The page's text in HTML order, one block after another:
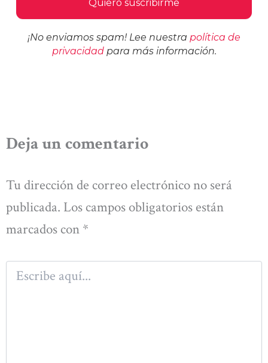
¡No enviamos spam! Lee nuestra política de
privacidadpara más información.
Deja un comentario
Tu dirección de correo electrónico no será
publicada. Los campos obligatorios están
marcados con *
Escribe
aquí...